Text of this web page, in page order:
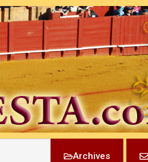
Archives